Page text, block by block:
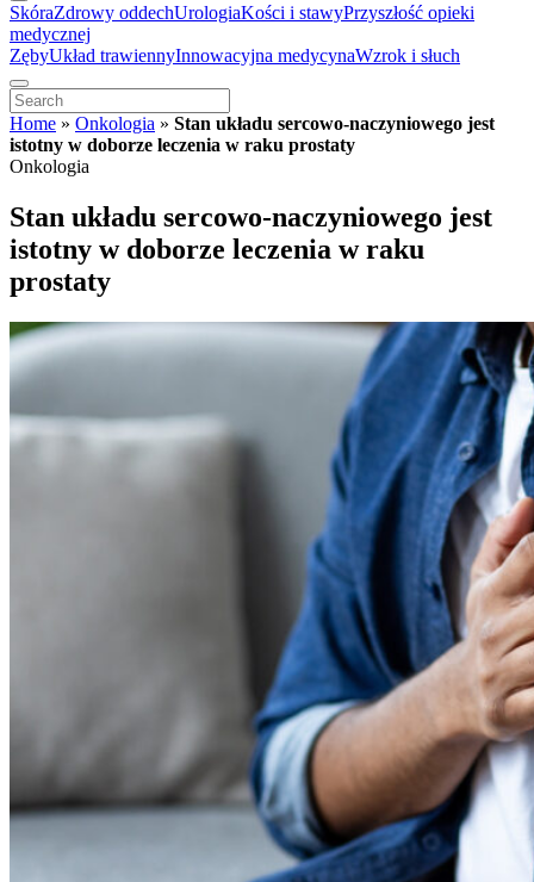
SkóraZdrowy oddechUrologiaKości i stawyPrzyszłość opieki
medycznej
ZębyUkład trawiennyInnowacyjna medycynaWzrok i słuch
Home » Onkologia » Stan układu sercowo-naczyniowego jest
istotny w doborze leczenia w raku prostaty
Onkologia
Stan układu sercowo-naczyniowego jest
istotny w doborze leczenia w raku
prostaty